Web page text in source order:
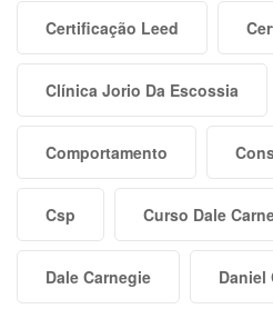
Certificação Leed
Clínica Jorio Da Escossia
Comportamento
Csp Curso Dale
Dale Carnegie Daniel